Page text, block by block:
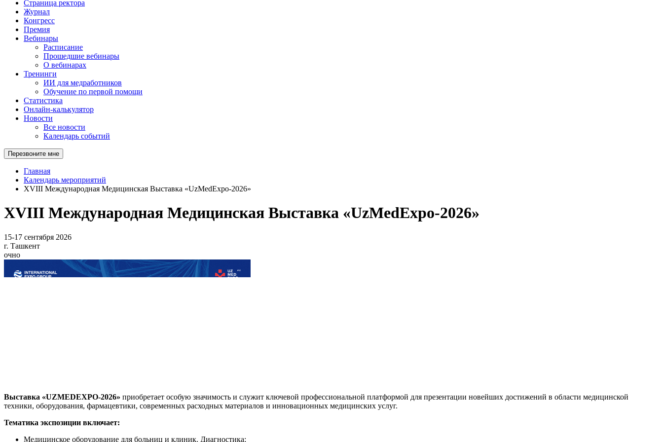
Страница ректора
Журнал
Конгресс
Премия
Вебинары
Расписание
Прошедшие вебинары
О вебинарах
Тренинги
ИИ для медработников
Обучение по первой помощи
Статистика
Онлайн-калькулятор
Новости
Все новости
Календарь событий
Перезвоните мне
Главная
Календарь мероприятий
XVIII Международная Медицинская Выставка «UzMedExpo-2026»
XVIII Международная Медицинская Выставка «UzMedExpo-2026»
15-17 сентября 2026
г. Ташкент
очно
Выставка «UZMEDEXPO-2026» приобретает особую значимость и служит ключевой профессиональной платформой для презентации новейших достижений в области медицинской
техники, оборудования, фармацевтики, современных расходных материалов и инновационных медицинских услуг.
Тематика экспозиции включает:
Медицинское оборудование для больниц и клиник. Диагностика;